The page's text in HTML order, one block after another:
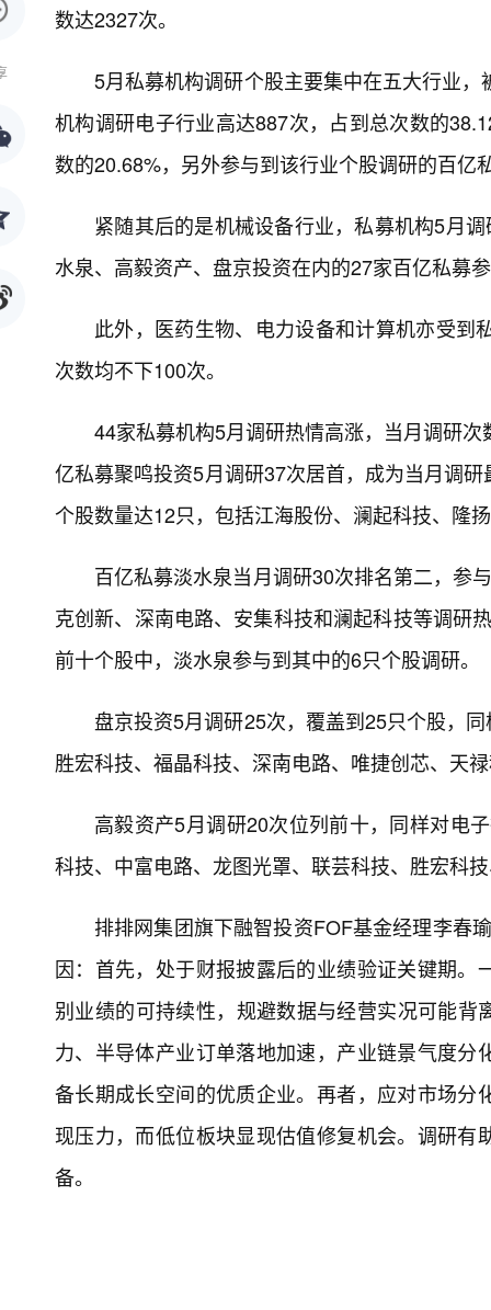
数达2327次。
5月私募机构调研个股主要集中在五大行业
机构调研电子行业高达887次，占到总次数的
数的20.68%，另外参与到该行业个股调研的百
紧随其后的是机械设备行业，私募机构5月
水泉、高毅资产、盘京投资在内的27家百亿私募
此外，医药生物、电力设备和计算机亦受
次数均不下100次。
44家私募机构5月调研热情高涨，当月调研
亿私募聚鸣投资5月调研37次居首，成为当月调
个股数量达12只，包括江海股份、澜起科技、隆
百亿私募淡水泉当月调研30次排名第二，参
克创新、深南电路、安集科技和澜起科技等调研
前十个股中，淡水泉参与到其中的6只个股调研。
盘京投资5月调研25次，覆盖到25只个股，
胜宏科技、福晶科技、深南电路、唯捷创芯、天
高毅资产5月调研20次位列前十，同样对电
科技、中富电路、龙图光罩、联芸科技、胜宏科
排排网集团旗下融智投资FOF基金经理李春
因：首先，处于财报披露后的业绩验证关键期
别业绩的可持续性，规避数据与经营实况可能
力、半导体产业订单落地加速，产业链景气度
备长期成长空间的优质企业。再者，应对市场
现压力，而低位板块显现估值修复机会。调研
备。